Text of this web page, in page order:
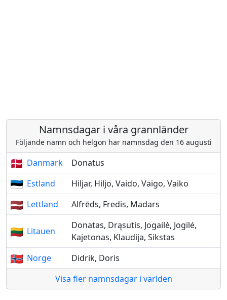
Namnsdagar i våra grannländer
Följande namn och helgon har namnsdag den 16 augusti
Danmark
Donatus
Estland
Hiljar, Hiljo, Vaido, Vaigo, Vaiko
Lettland
Alfrēds, Fredis, Madars
Litauen
Donatas, Drąsutis, Jogailė, Jogilė,
Kajetonas, Klaudija, Sikstas
Norge
Didrik, Doris
Visa fler namnsdagar i världen